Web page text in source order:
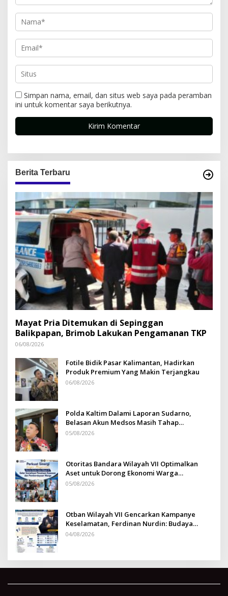
Simpan nama, email, dan situs web saya pada peramban
ini untuk komentar saya berikutnya.
Berita Terbaru
Mayat Pria Ditemukan di Sepinggan
Balikpapan, Brimob Lakukan Pengamanan TKP
06/08/2026
Fotile Bidik Pasar Kalimantan, Hadirkan
Produk Premium Yang Makin Terjangkau
06/08/2026
Polda Kaltim Dalami Laporan Sudarno,
Belasan Akun Medsos Masih Tahap
Penyelidikan
05/08/2026
Otoritas Bandara Wilayah VII Optimalkan
Aset untuk Dorong Ekonomi Warga
Sepinggan
05/08/2026
Otban Wilayah VII Gencarkan Kampanye
Keselamatan, Ferdinan Nurdin: Budaya
Safety Harus Jadi Komitmen Bersama
04/08/2026